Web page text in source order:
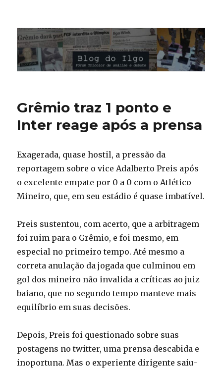
Blog do Ilgo Wink
Grêmio traz 1 ponto e
Inter reage após a prensa
Exagerada, quase hostil, a pressão da
reportagem sobre o vice Adalberto Preis após
o excelente empate por 0 a 0 com o Atlético
Mineiro, que, em seu estádio é quase imbatível.
Preis sustentou, com acerto, que a arbitragem
foi ruim para o Grêmio, e foi mesmo, em
especial no primeiro tempo. Até mesmo a
correta anulação da jogada que culminou em
gol dos mineiro não invalida a críticas ao juiz
baiano, que no segundo tempo manteve mais
equilíbrio em suas decisões.
Depois, Preis foi questionado sobre suas
postagens no twitter, uma prensa descabida e
inoportuna. Mas o experiente dirigente saiu-